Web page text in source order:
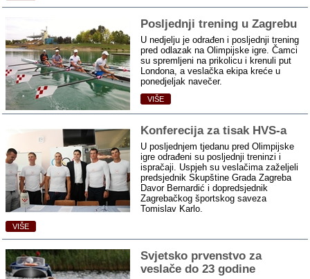
Posljednji trening u Zagrebu
U nedjelju je odrađen i posljednji trening
pred odlazak na Olimpijske igre. Čamci
su spremljeni na prikolicu i krenuli put
Londona, a veslačka ekipa kreće u
ponedjeljak navečer.
VIŠE
Konferecija za tisak HVS‑a
U posljednjem tjedanu pred Olimpijske
igre odrađeni su posljednji treninzi i
ispračaji. Uspjeh su veslačima zaželjeli
predsjednik Skupštine Grada Zagreba
Davor Bernardić i dopredsjednik
Zagrebačkog športskog saveza
Tomislav Karlo.
VIŠE
Svjetsko prvenstvo za
veslače do 23 godine